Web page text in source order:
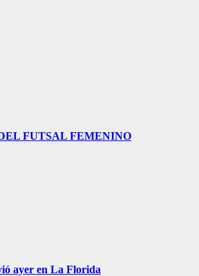
FUTSAL FEMENINO
ayer en La Florida